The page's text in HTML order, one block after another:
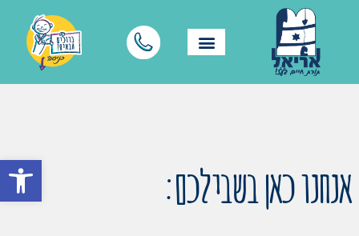
פתח אנחנו כאן בשבילכם: